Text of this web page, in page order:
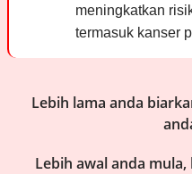
meningkatkan
termasuk kanser
Lebih lama anda
Lebih awal anda